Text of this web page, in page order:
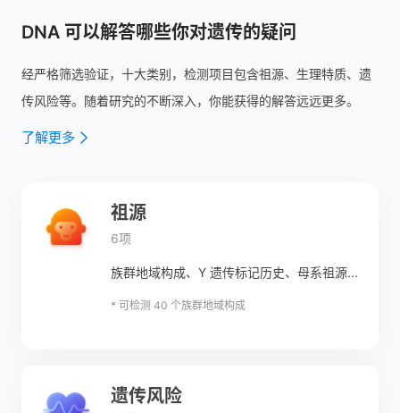
DNA 可以解答哪些你对遗传的疑问
经严格筛选验证，十大类别，检测项目包含祖源、生理特质、遗
传风险等。 随着研究的不断深入，你能获得的解答远远更多。
了解更多
祖源
6项
族群地域构成、Y 遗传标记历史、母系祖源...
* 可检测 40 个族群地域构成
遗传风险